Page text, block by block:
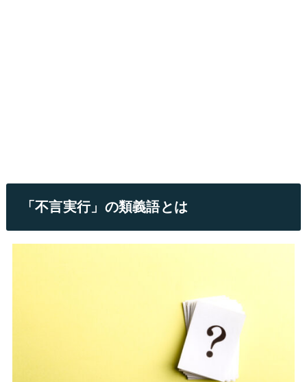
「不言実行」の類義語とは